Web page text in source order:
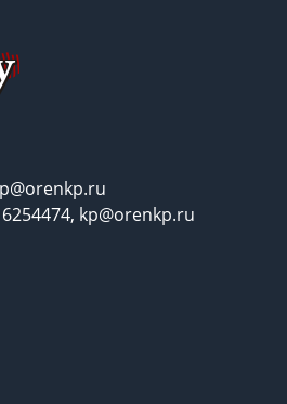
kp@orenkp.ru